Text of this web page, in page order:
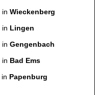
inWieckenberg
in Lingen
inGengenbach
in Bad Ems
Papenburg